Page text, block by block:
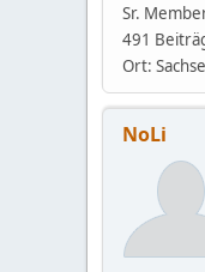
Sr.
491
Ort:
NoLi